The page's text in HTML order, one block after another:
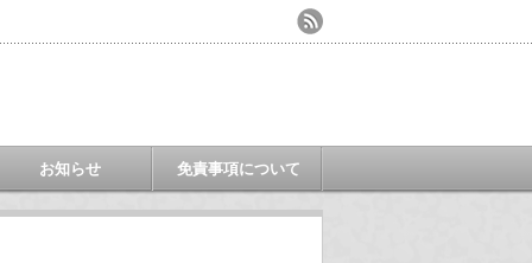
お知らせ 免責事項について